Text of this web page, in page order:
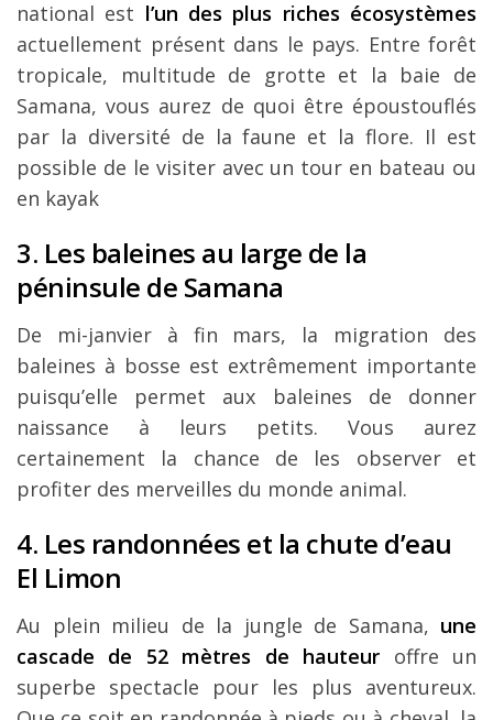
national est l’un des plus riches écosystèmes
actuellement présent dans le pays. Entre forêt
tropicale, multitude de grotte et la baie de
Samana, vous aurez de quoi être époustouflés
par la diversité de la faune et la flore. Il est
possible de le visiter avec un tour en bateau ou
en kayak
3. Les baleines au large de la
péninsule de Samana
De mi-janvier à fin mars, la migration des
baleines à bosse est extrêmement importante
puisqu’elle permet aux baleines de donner
naissance à leurs petits. Vous aurez
certainement la chance de les observer et
profiter des merveilles du monde animal.
4. Les randonnées et la chute d’eau
El Limon
Au plein milieu de la jungle de Samana, une
cascade de 52 mètres de hauteur offre un
superbe spectacle pour les plus aventureux.